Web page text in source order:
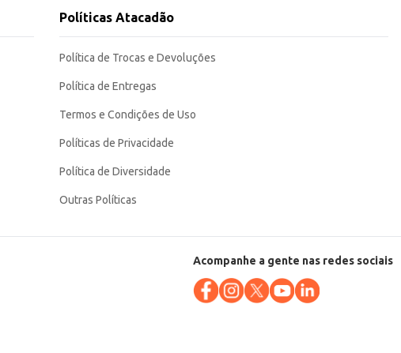
Políticas Atacadão
Política de Trocas e Devoluções
Política de Entregas
Termos e Condições de Uso
Políticas de Privacidade
Política de Diversidade
Outras Políticas
Acompanhe a gente nas redes sociais